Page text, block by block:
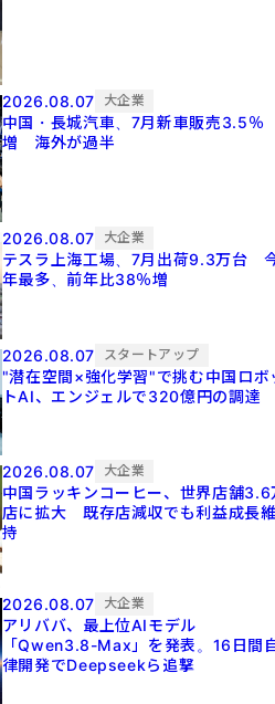
2026.08.07 大企業
中国・長城汽車、7月新車販売3.5％
増 海外が過半
2026.08.07 大企業
テスラ上海工場、7月出荷9.3万台
年最多、前年比38％増
2026.08.07 スタートアップ
"潜在空間×強化学習"で挑む中国ロボ
トAI、エンジェルで320億円の調達
2026.08.07 大企業
中国ラッキンコーヒー、世界店舗3.6
店に拡大 既存店減収でも利益成長
持
2026.08.07 大企業
アリババ、最上位AIモデル
「Qwen3.8-Max」を発表。16日間
律開発でDeepseekら追撃